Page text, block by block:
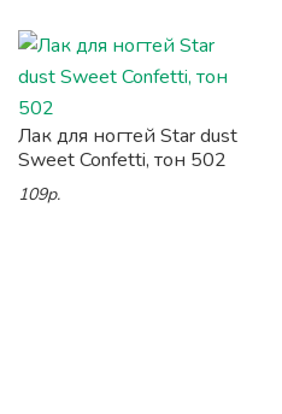
Лак для ногтей Star dust
Sweet Confetti, тон 502
109р.